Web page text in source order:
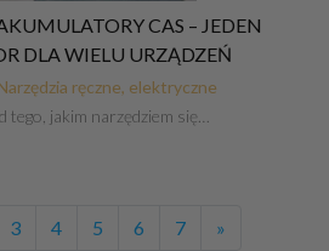
CAS – JEDEN
DLA WIELU URZĄDZEŃ
ręczne, elektryczne
tego, jakim narzędziem się…
3 4 5 6 7 »